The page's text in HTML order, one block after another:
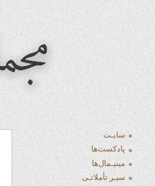
سایـت
پادکست‌ها
مینیـمال‌ها
سیـر تأملاتـی